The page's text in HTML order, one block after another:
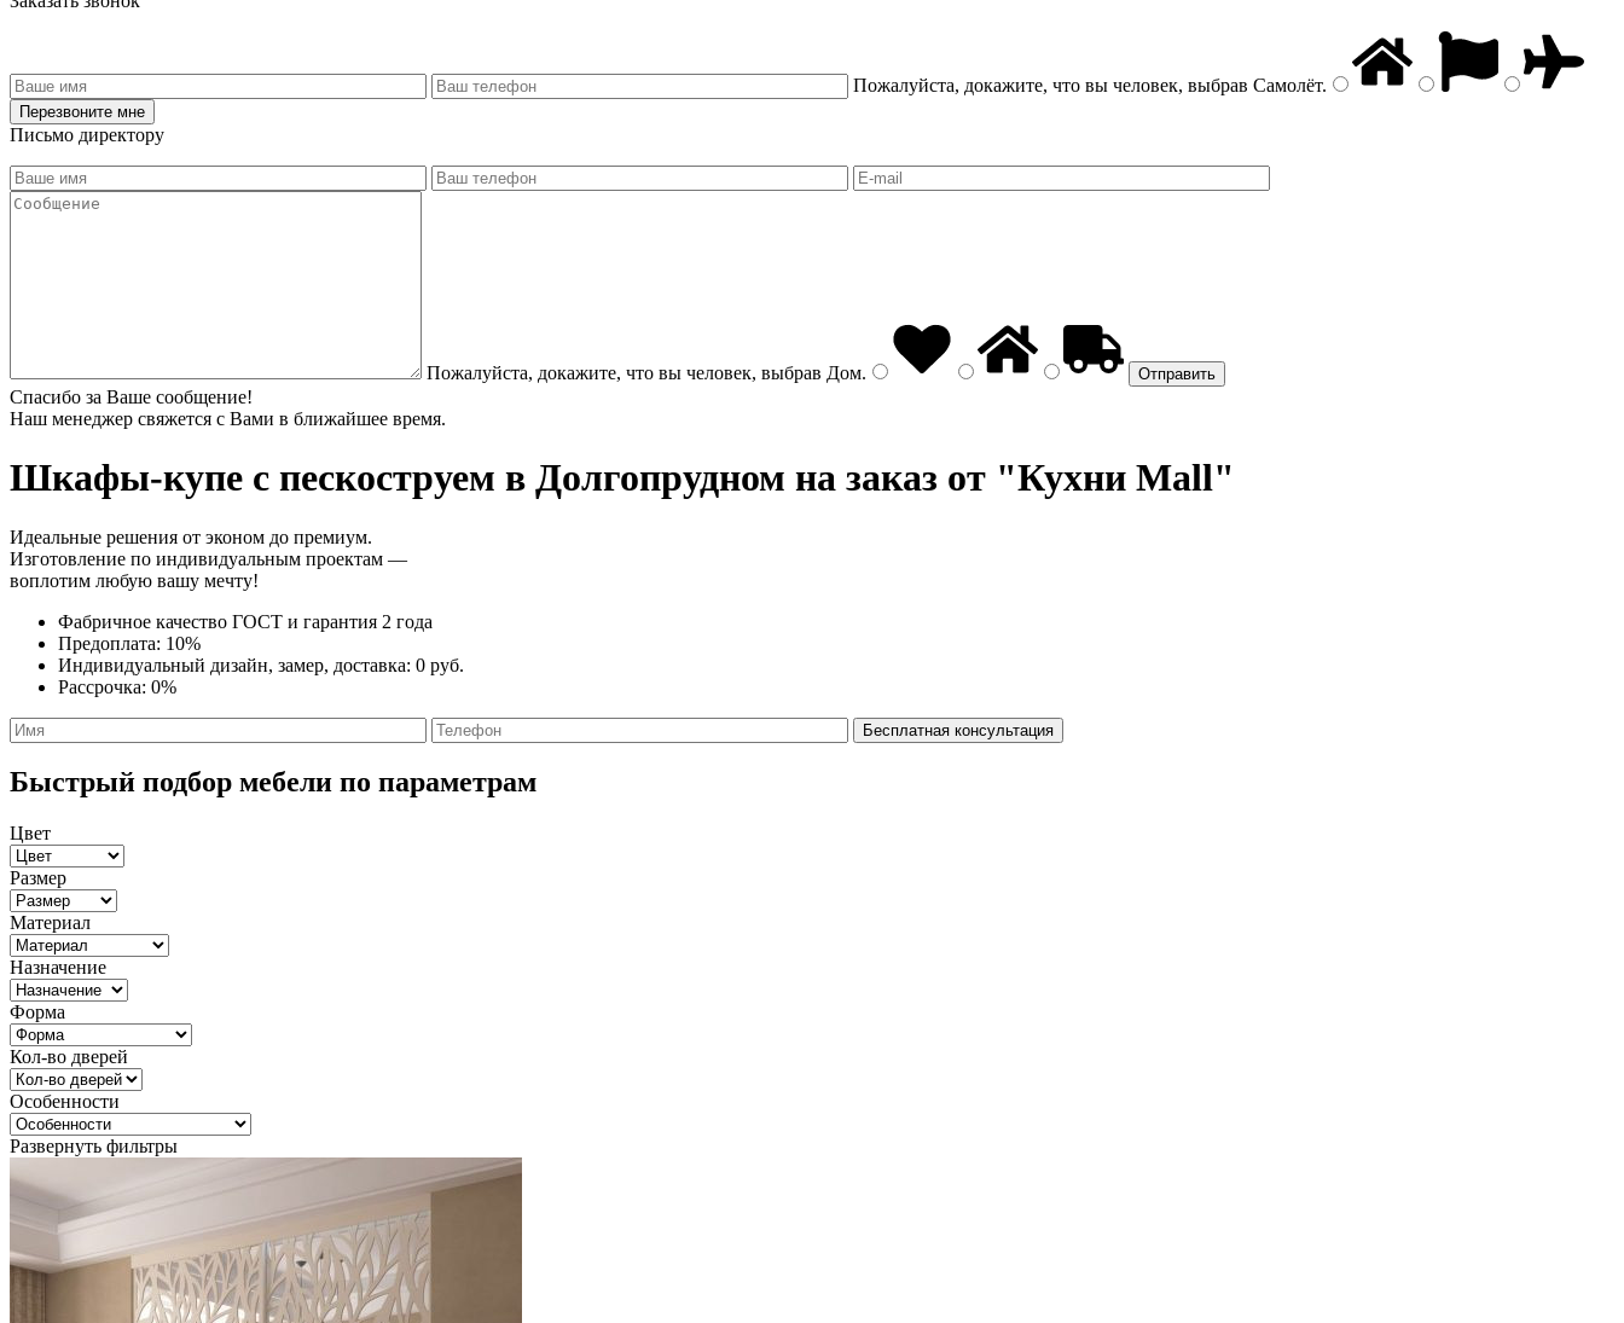
Пожалуйста, докажите, что вы человек, выбрав Самолёт.
Письмо директору
Пожалуйста, докажите, что вы человек, выбрав Дом.
Спасибо за Ваше сообщение!
Наш менеджер свяжется с Вами в ближайшее время.
Шкафы-купе с пескоструем в Долгопрудном на заказ от "Кухни Mall"
Идеальные решения от эконом до премиум.
Изготовление по индивидуальным проектам —
воплотим любую вашу мечту!
Фабричное качество ГОСТ и гарантия 2 года
Предоплата: 10%
Индивидуальный дизайн, замер, доставка: 0 руб.
Рассрочка: 0%
Быстрый подбор мебели по параметрам
Цвет
Размер
Материал
Назначение
Форма
Кол-во дверей
Особенности
Развернуть фильтры